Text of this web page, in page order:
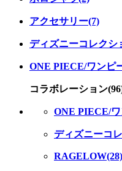
アクセサリー(7)
ディズニーコレク
ONE PIECE/ワンピ
コラボレーション
ONE PIECE/
ディズニーコ
RAGELOW(28)